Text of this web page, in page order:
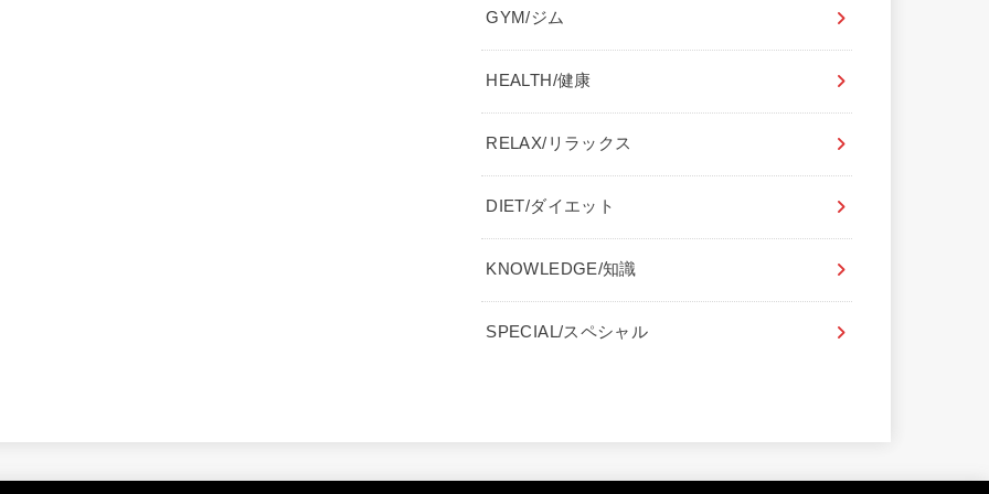
GYM/ジム
HEALTH/健康
RELAX/リラックス
DIET/ダイエット
KNOWLEDGE/知識
SPECIAL/スペシャル